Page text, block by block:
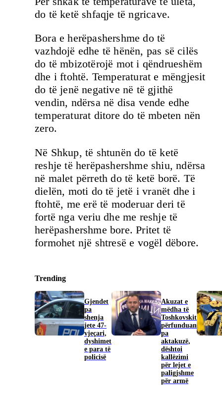
do të ketë shfaqje të ngricave.
Bora e herëpashershme do të
vazhdojë edhe të hënën, pas së cilës
do të mbizotërojë mot i qëndrueshëm
dhe i ftohtë. Temperaturat e mëngjesit
do të jenë negative në të gjithë
vendin, ndërsa në disa vende edhe
temperaturat ditore do të mbeten nën
zero.
Në Shkup, të shtunën do të ketë
reshje të herëpashershme shiu, ndërsa
në malet përreth do të ketë borë. Të
dielën, moti do të jetë i vranët dhe i
ftohtë, me erë të moderuar deri të
fortë nga veriu dhe me reshje të
herëpashershme bore. Pritet të
formohet një shtresë e vogël dëbore.
Trending
Gjendet
pa
shenja
jete 47-
vjeçari,
dyshimet
e para të
policisë
Akuzat e
mëdha të
Toshkovskit
përfunduan
pa
aktakuzë,
dështoi
kallëzimi
për lejet e
paligjshme
për armë